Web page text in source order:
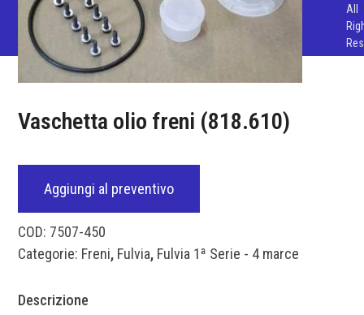
Vaschetta olio freni (818.610)
Aggiungi al preventivo
COD: 7507-450
Categorie: Freni, Fulvia, Fulvia 1ª Serie - 4 marce
Descrizione
All